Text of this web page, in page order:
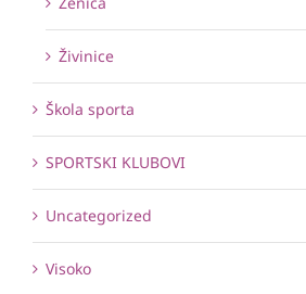
Živinice
Škola sporta
SPORTSKI KLUBOVI
Uncategorized
Visoko